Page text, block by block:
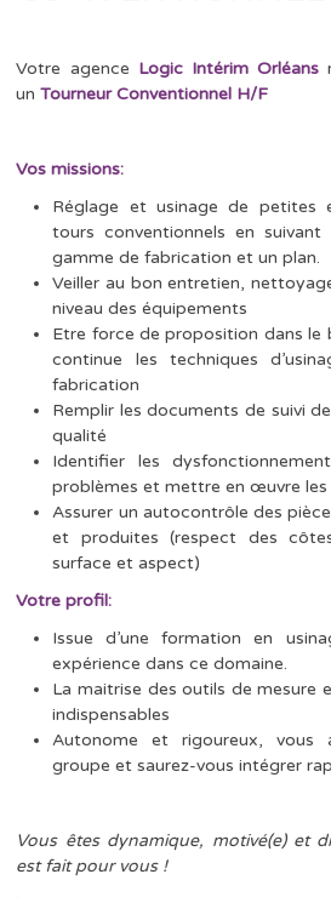
Votre agence Logic Intérim Orléans
unTourneur Conventionnel H/F
Vos missions:
Réglage et usinage de petites
tours conventionnels en
gamme de fabrication et un plan.
Veiller au bon entretien,
niveau des équipements
Etre force de proposition dans le
continue les techniques
fabrication
Remplir les documents de suivi
qualité
Identifier les
problèmes et mettre en œuvre les
Assurer un autocontrôle des
et produites (respect des
surface et aspect)
Votre profil:
Issue d’une formation en
expérience dans ce domaine.
La maitrise des outils de mesure
indispensables
Autonome et rigoureux, vous
groupe et saurez-vous intégrer
Vous êtes dynamique, motivé(e) et
est fait pour vous !